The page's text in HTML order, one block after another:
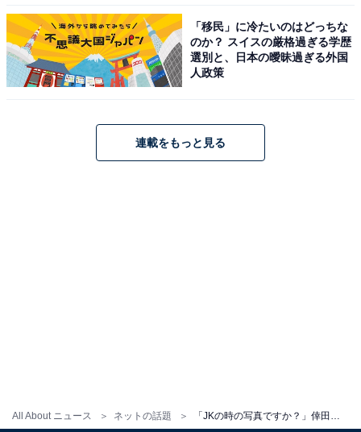
All About ニュース ネットの話題
「移民」に冷たいのはどっちな
のか？ スイスの厳格過ぎる学歴
選別と、日本の曖昧過ぎる外国
人政策
連載をもっと見る